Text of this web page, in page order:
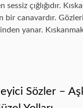
sessiz çığlığıdır.
bir canavardır.
yanar.
Sözler –